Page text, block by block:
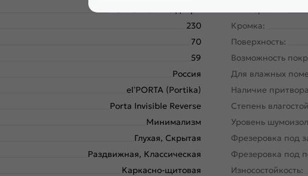
230
70
59
Россия
el’PORTA (Portika)
Porta Invisible Reverse
Минимализм
Глухая, Скрытая
Раздвижная, Классическая
Каркасно-щитовая
Кромка:
Поверхность:
Возможность
Для влажных
Наличие
Степень
Уровень
Фрезеровка под
Фрезеровка под
Износостойкость: